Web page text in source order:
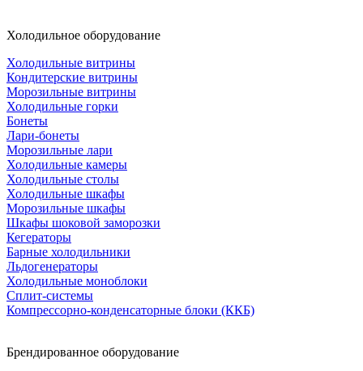
Холодильное оборудование
Холодильные витрины
Кондитерские витрины
Морозильные витрины
Холодильные горки
Бонеты
Лари-бонеты
Морозильные лари
Холодильные камеры
Холодильные столы
Холодильные шкафы
Морозильные шкафы
Шкафы шоковой заморозки
Кегераторы
Барные холодильники
Льдогенераторы
Холодильные моноблоки
Сплит-системы
Компрессорно-конденсаторные блоки (ККБ)
Брендированное оборудование